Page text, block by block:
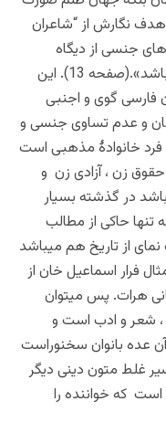
نگارش از “شاعران
جنسی از دیگاه
اجتماعی ، اقتصادی، سیاسی و دینی می باشد».(صفحه 13). این
فارسی گوی و اجنبی
و عدم تساوی جنسی و
فرد خانوادۀ مذهبی است
زن ، آزادی زن و
در گذشته بسیار
حاکی از مطالب
از تاریخ هم میباشد
فرار اسماعیل خان از
هرات. پس میتوان
شعر و ادب است و
عده بانوان سخنوراست
غلط متون دینی دیگر
که خواننده را